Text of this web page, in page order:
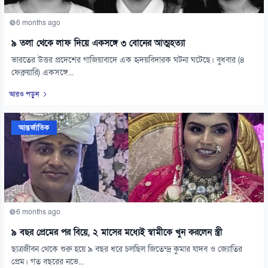
6 months ago
৯ তলা থেকে লাফ দিয়ে একসঙ্গে ৩ বোনের আত্মহত্যা
ভারতের উত্তর প্রদেশের গাজিয়াবাদে এক হৃদয়বিদারক ঘটনা ঘটেছে। বুধবার (৪
ফেব্রুয়ারি) একসঙ্গে...
আরও পড়ুন
আন্তর্জাতিক
6 months ago
৯ বছর প্রেমের পর বিয়ে, ২ মাসের মধ্যেই স্বামীকে খুন করলেন স্ত্রী
ছাত্রজীবন থেকে শুরু হয়ে ৯ বছর ধরে চলছিল জিতেন্দ্র কুমার যাদব ও জ্যোতির
প্রেম। গত বছরের নভে...